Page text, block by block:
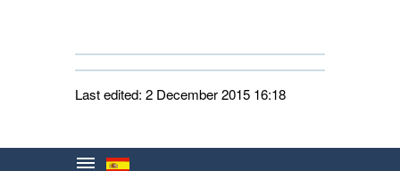
Last edited: 2 December 2015 16:18